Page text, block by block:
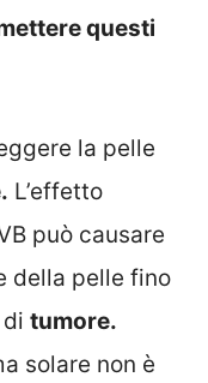
questi
la pelle
L’effetto
può causare
della pelle fino
tumore.
solare non è